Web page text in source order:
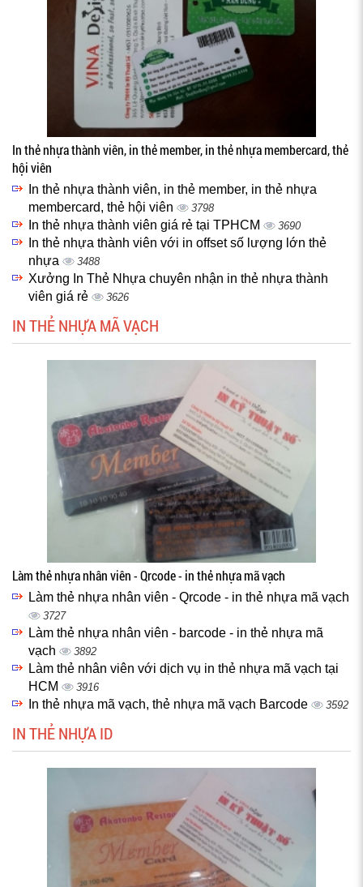
In thẻ nhựa thành viên, in thẻ member, in thẻ nhựa membercard, thẻ
hội viên
In thẻ nhựa thành viên, in thẻ member, in thẻ nhựa
membercard, thẻ hội viên
3798
In thẻ nhựa thành viên giá rẻ tại TPHCM 3690
In thẻ nhựa thành viên với in offset số lượng lớn thẻ
nhựa
3488
Xưởng In Thẻ Nhựa chuyên nhận in thẻ nhựa thành
viên giá rẻ
3626
IN THẺ NHỰA MÃ VẠCH
Làm thẻ nhựa nhân viên - Qrcode - in thẻ nhựa mã vạch
Làm thẻ nhựa nhân viên - Qrcode - in thẻ nhựa mã vạch
3727
Làm thẻ nhựa nhân viên - barcode - in thẻ nhựa mã
vạch
3892
Làm thẻ nhân viên với dịch vụ in thẻ nhựa mã vạch tại
HCM
3916
In thẻ nhựa mã vạch, thẻ nhựa mã vạch Barcode 3592
IN THẺ NHỰA ID